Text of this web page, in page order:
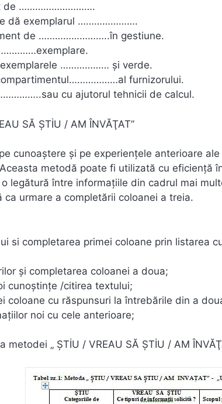
de ……………………….
dă exemplarul ………………….
de ……………………..în gestiune.
exemplarele ……………… şi verde.
furnizorului.
cu ajutorul tehnicii de calcul.
SĂ ŞTİU / AM ÎNVĂŢAT”
cunoaştere şi pe experienţele anterioare
metodă poate fi utilizată cu eficienţă
legătură între informaţiile din cadrul mai
ca urmare a completării coloanei a treia.
si completarea primei coloane prin listarea
şi completarea coloanei a doua;
cunoştinţe /citirea textului;
coloane cu răspunsuri la întrebările din a
noi cu cele anterioare;
metodei „ ŞTİU / VREAU SĂ ŞTİU / AM